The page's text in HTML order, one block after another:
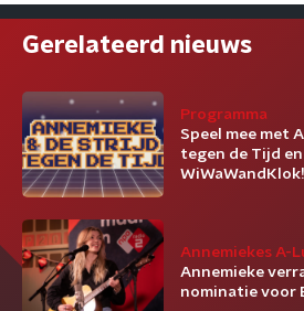
Gerelateerd nieuws
Programma
Speel mee met
tegen de Tijd
WiWaWandKlok!
Annemiekes A-
Annemieke
nominatie voor